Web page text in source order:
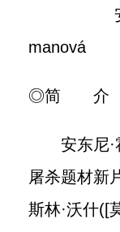
安东妮·
manová
◎简 介
安东尼·
屠杀题材新
斯林·沃什([